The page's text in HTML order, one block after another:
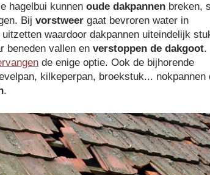
hagelbui kunnen oude dakpannen breken,
Bij vorstweer gaat bevroren water in
waardoor dakpannen uiteindelijk
beneden vallen en verstoppen de dakgoot.
de enige optie. Ook de bijhorende
kilkeperpan, broekstuk... nokpannen
.